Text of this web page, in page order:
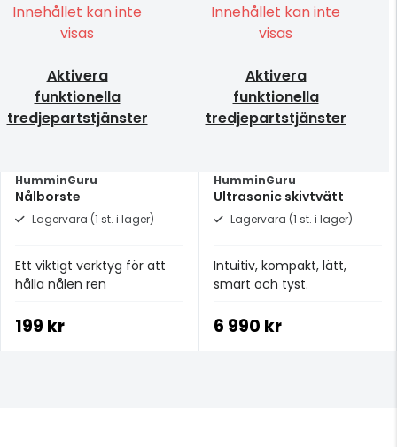
Innehållet kan inte
visas
Aktivera
funktionella
tredjepartstjänster
HumminGuru
Nålborste
Lagervara (1 st. i lager)
Ett viktigt verktyg för att
hålla nålen ren
199 kr
Innehållet kan inte
visas
Aktivera
funktionella
tredjepartstjänster
HumminGuru
Ultrasonic skivtvätt
Lagervara (1 st. i lager)
Intuitiv, kompakt, lätt,
smart och tyst.
6 990 kr